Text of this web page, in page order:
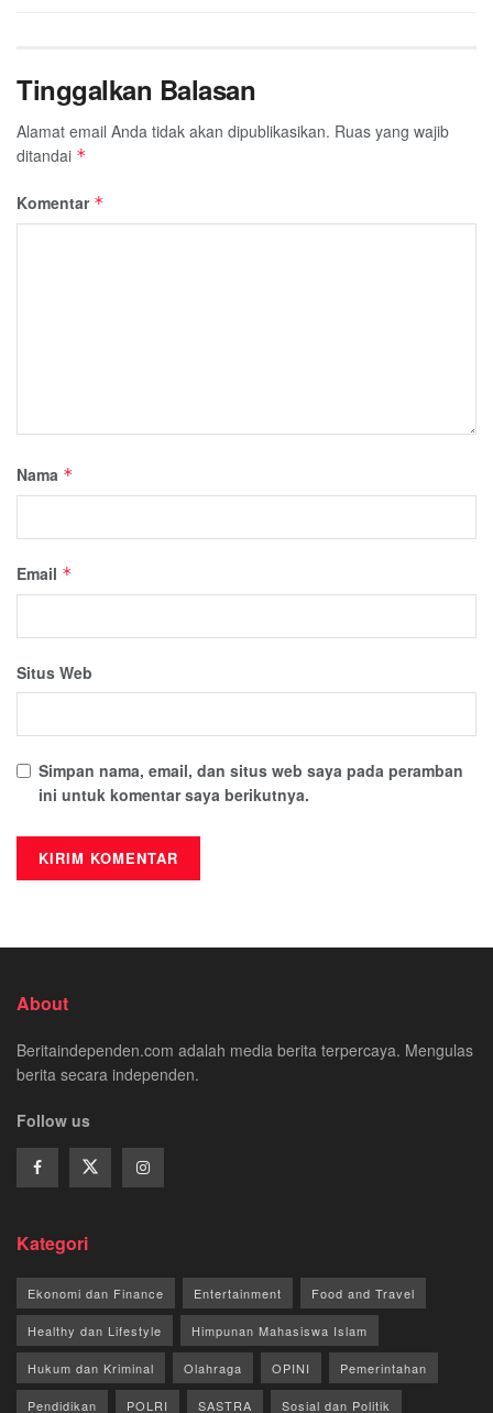
Tinggalkan Balasan
Alamat email Anda tidak akan dipublikasikan. Ruas yang wajib
ditandai *
Komentar *
Nama *
Email *
Situs Web
Simpan nama, email, dan situs web saya pada peramban
ini untuk komentar saya berikutnya.
About
Beritaindependen.com adalah media berita terpercaya. Mengulas
berita secara independen.
Follow us
Kategori
Ekonomi dan Finance Entertainment Food and Travel
Healthy dan Lifestyle Himpunan Mahasiswa Islam
Hukum dan Kriminal Olahraga OPINI Pemerintahan
Pendidikan POLRI SASTRA Sosial dan Politik